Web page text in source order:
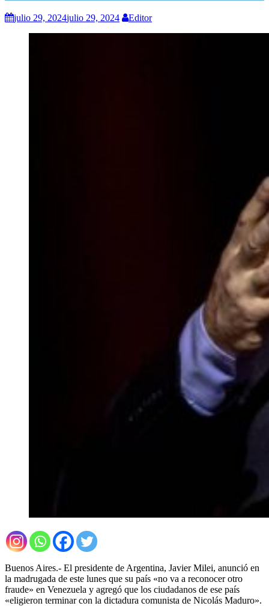
julio 29, 2024julio 29, 2024 Editor
Buenos Aires.- El presidente de Argentina, Javier Milei, anunció en
la madrugada de este lunes que su país «no va a reconocer otro
fraude» en Venezuela y agregó que los ciudadanos de ese país
«eligieron terminar con la dictadura comunista de Nicolás Maduro».